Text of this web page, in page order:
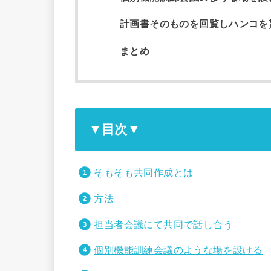
計画書そのものを回覧しハンコを
まとめ
▼目次▼
そもそも共同作成とは
方法
担当者会議にて共同で話し合う
個別機能訓練会議のような場を設ける